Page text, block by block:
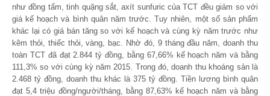
như đồng tấm, tinh quặng sắt, axít sunfuric của TCT đều giảm so với
giá kế hoạch và bình quân năm trước. Tuy nhiên, một số sản phẩm
khác lại có giá bán tăng so với kế hoạch và cùng kỳ năm trước như
kẽm thỏi, thiếc thỏi, vàng, bạc. Nhờ đó, 9 tháng đầu năm, doanh thu
toàn TCT đã đạt 2.844 tỷ đồng, bằng 67,66% kế hoạch năm và bằng
111,3% so với cùng kỳ năm 2015. Trong đó, doanh thu khoáng sản là
2.468 tỷ đồng, doanh thu khác là 375 tỷ đồng. Tiền lương bình quân
đạt 5,4 triệu đồng/người/tháng, bằng 87,63% kế hoạch năm và bằng